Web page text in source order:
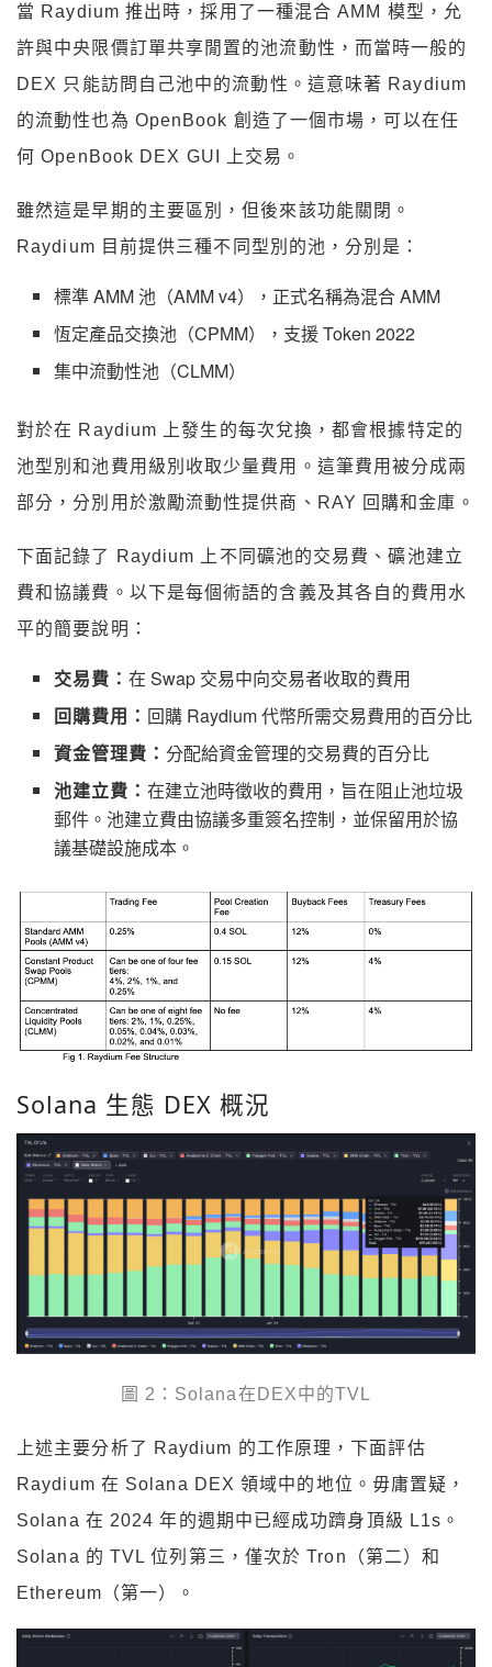
當 Raydium 推出時，採用了一種混合 AMM 模型，允
許與中央限價訂單共享閒置的池流動性，而當時一般的
DEX 只能訪問自己池中的流動性。這意味著 Raydium
的流動性也為 OpenBook 創造了一個市場，可以在任
何 OpenBook DEX GUI 上交易。
雖然這是早期的主要區別，但後來該功能關閉。
Raydium 目前提供三種不同型別的池，分別是：
標準 AMM 池（AMM v4），正式名稱為混合 AMM
恆定產品交換池（CPMM），支援 Token 2022
集中流動性池（CLMM）
對於在 Raydium 上發生的每次兌換，都會根據特定的
池型別和池費用級別收取少量費用。這筆費用被分成兩
部分，分別用於激勵流動性提供商、RAY 回購和金庫。
下面記錄了 Raydium 上不同礦池的交易費、礦池建立
費和協議費。以下是每個術語的含義及其各自的費用水
平的簡要說明：
交易費：在 Swap 交易中向交易者收取的費用
回購費用： 回購 Raydium 代幣所需交易費用的百分比
資金管理費：分配給資金管理的交易費的百分比
池建立費：在建立池時徵收的費用，旨在阻止池垃圾
郵件。池建立費由協議多重簽名控制，並保留用於協
議基礎設施成本。
Solana 生態 DEX 概況
圖 2：Solana在DEX中的TVL
上述主要分析了 Raydium 的工作原理，下面評估
Raydium 在 Solana DEX 領域中的地位。毋庸置疑，
Solana 在 2024 年的週期中已經成功躋身頂級 L1s。
Solana 的 TVL 位列第三，僅次於 Tron（第二）和
Ethereum（第一）。